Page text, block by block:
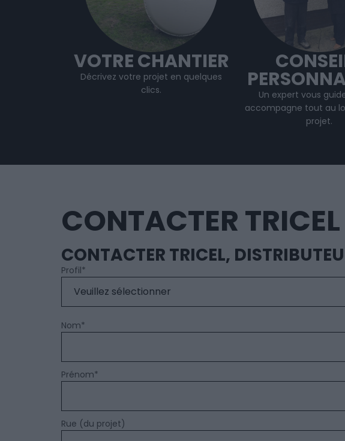
VOTRE CHANTIER
Décrivez votre projet en quelques
clics.
Un expert vous
accompagne tout au
projet.
CONTACTER
CONTACTER TRICEL,
Profil*
Nom*
Prénom*
Rue (du projet)